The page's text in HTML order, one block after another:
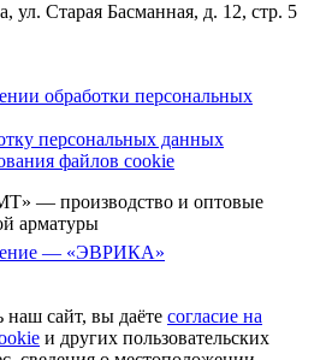
ул. Старая Басманная, д. 12, стр. 5
обработки персональных
персональных данных
файлов cookie
— производство и оптовые
арматуры
— «ЭВРИКА»
наш сайт, вы даёте согласие на
и других пользовательских